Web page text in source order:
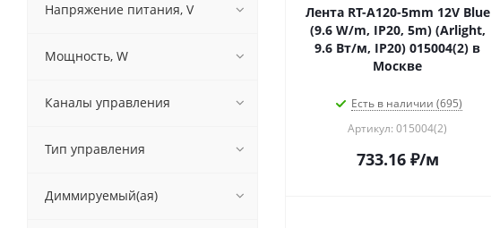
Лента RT-A120-5mm 12V Blue
(9.6 W/m, IP20, 5m) (Arlight,
9.6 Вт/м, IP20) 015004(2) в
Москве
Есть в наличии (695)
Артикул: 015004(2)
733.16₽/м
Orange | Оранжевый 610 nm
Pink | Розовый (
(1)
Warm | Тёплый 3500 K (
Напряжение питания, V
Мощность, W
Каналы управления
Тип управления
Диммируемый(ая)